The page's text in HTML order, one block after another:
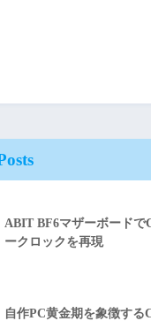
ABIT BF6マザーボードで
ークロックを再現
自作PC黄金期を象徴する